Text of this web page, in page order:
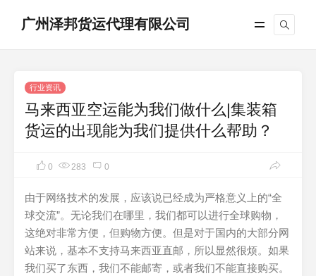
广州泽邦货运代理有限公司
行业资讯
马来西亚空运能为我们做什么|集装箱
货运的出现能为我们提供什么帮助？
0 283 0
由于网络技术的发展，应该说已经成为严格意义上的“全
球交流”。无论我们在哪里，我们都可以进行全球购物，
这绝对非常方便，但购物方便。但是对于国内的大部分网
站来说，基本不支持马来西亚直邮，所以显然很烦。如果
我们买了东西，我们不能邮寄，或者我们不能直接购买。